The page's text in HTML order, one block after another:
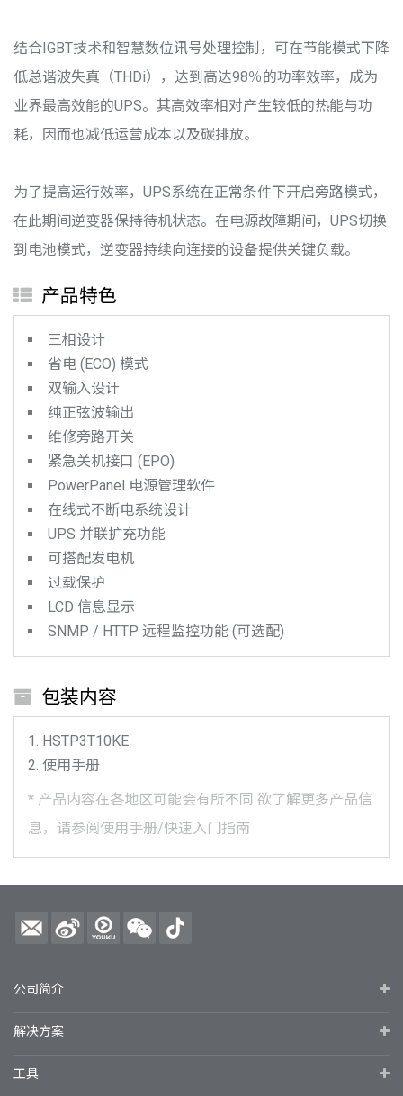
结合IGBT技术和智慧数位讯号处理控制，可在节能模式下降
低总谐波失真（THDi），达到高达98％的功率效率，成为
业界最高效能的UPS。其高效率相对产生较低的热能与功
耗，因而也减低运营成本以及碳排放。
为了提高运行效率，UPS系统在正常条件下开启旁路模式，
在此期间逆变器保持待机状态。在电源故障期间，UPS切换
到电池模式，逆变器持续向连接的设备提供关键负载。
产品特色
三相设计
省电 (ECO) 模式
双输入设计
纯正弦波输出
维修旁路开关
紧急关机接口 (EPO)
PowerPanel 电源管理软件
在线式不断电系统设计
UPS 并联扩充功能
可搭配发电机
过载保护
LCD 信息显示
SNMP / HTTP 远程监控功能 (可选配)
包装内容
HSTP3T10KE
使用手册
* 产品内容在各地区可能会有所不同 欲了解更多产品信
息，请参阅使用手册/快速入门指南
公司简介
解决方案
工具